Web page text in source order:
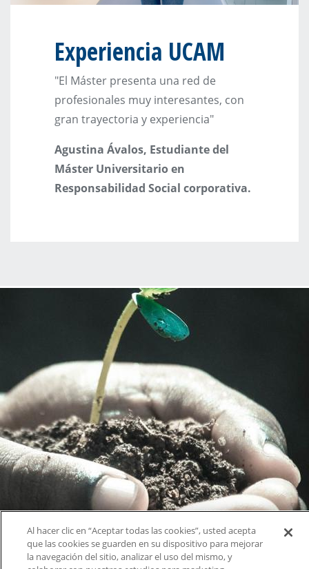
Experiencia UCAM
"El Máster presenta una red de
profesionales muy interesantes, con
gran trayectoria y experiencia"
Agustina Ávalos, Estudiante del
Máster Universitario en
Responsabilidad Social corporativa.
Al hacer clic en “Aceptar todas las cookies”, usted acepta
que las cookies se guarden en su dispositivo para mejorar
la navegación del sitio, analizar el uso del mismo, y